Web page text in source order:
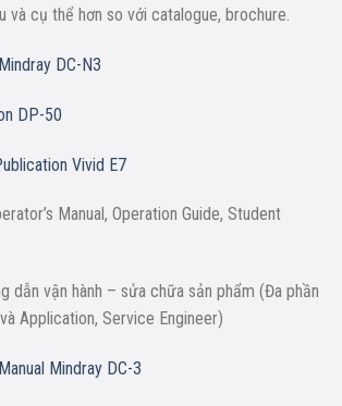
và cụ thể hơn so với catalogue, brochure.
DC-N3
DP-50
Vivid E7
Manual, Operation Guide, Student
dẫn vận hành – sửa chữa sản phẩm (Đa phần
Application, Service Engineer)
Mindray DC-3